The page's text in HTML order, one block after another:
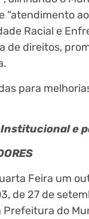
“atendimento
Racial e
de direitos,
para
Institucional e
Feira um
de 27 de
Prefeitura do